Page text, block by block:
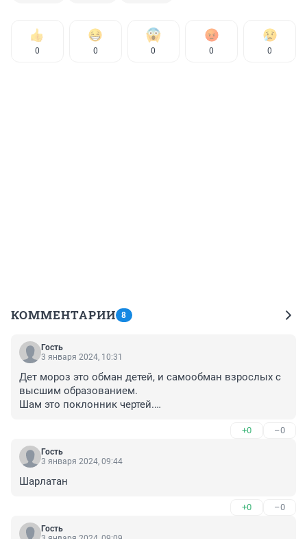
0 0 0 0 0
КОММЕНТАРИИ 8
Гость
3 января 2024, 10:31
Дет мороз это обман детей, и самообман взрослых с
высшим образованием.
Шам это поклонник чертей.
+0 –0
Гость
3 января 2024, 09:44
Шарлатан
+0 –0
Гость